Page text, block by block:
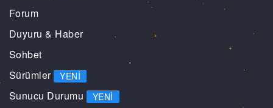
Forum
Duyuru & Haber
Sohbet
Sürümler YENI
Sunucu Durumu YENI